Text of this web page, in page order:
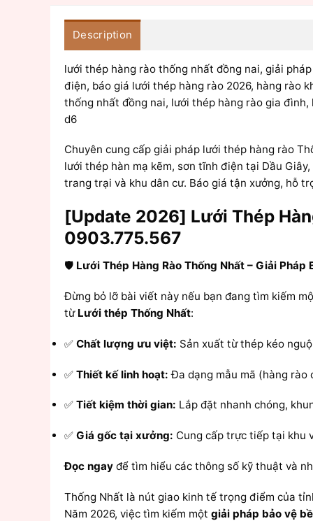
Description
lưới thép hàng rào thống nhất đồng nai, giải
điện, báo giá lưới thép hàng rào 2026, hàng rào
thống nhất đồng nai, lưới thép hàng rào gia
d6
Chuyên cung cấp giải pháp lưới thép hàng rào
lưới thép hàn mạ kẽm, sơn tĩnh điện tại Dầu
trang trại và khu dân cư. Báo giá tận xưởng, hỗ
[Update 2026] Lưới Thép
0903.775.567
🛡️ Lưới Thép Hàng Rào Thống Nhất – Giải Pháp
Đừng bỏ lỡ bài viết này nếu bạn đang tìm kiếm
từ Lưới thép Thống Nhất:
✅ Chất lượng ưu việt: Sản xuất từ thép kéo
✅ Thiết kế linh hoạt: Đa dạng mẫu mã (hàng rào
✅ Tiết kiệm thời gian: Lắp đặt nhanh chóng,
✅ Giá gốc tại xưởng: Cung cấp trực tiếp tại khu
Đọc ngay để tìm hiểu các thông số kỹ thuật và
Thống Nhất là nút giao kinh tế trọng điểm của
Năm 2026, việc tìm kiếm một giải pháp bảo vệ